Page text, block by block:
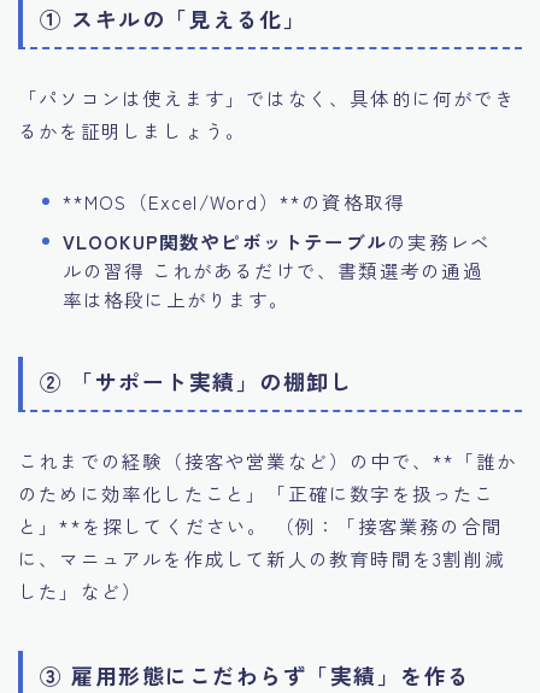
① スキルの「見える化」
「パソコンは使えます」ではなく、具体的に何ができ
るかを証明しましょう。
**MOS（Excel/Word）**の資格取得
VLOOKUP関数やピボットテーブルの実務レベ
ルの習得 これがあるだけで、書類選考の通過
率は格段に上がります。
② 「サポート実績」の棚卸し
これまでの経験（接客や営業など）の中で、**「誰か
のために効率化したこと」「正確に数字を扱ったこ
と」**を探してください。 （例：「接客業務の合間
に、マニュアルを作成して新人の教育時間を3割削減
した」など）
③ 雇用形態にこだわらず「実績」を作る